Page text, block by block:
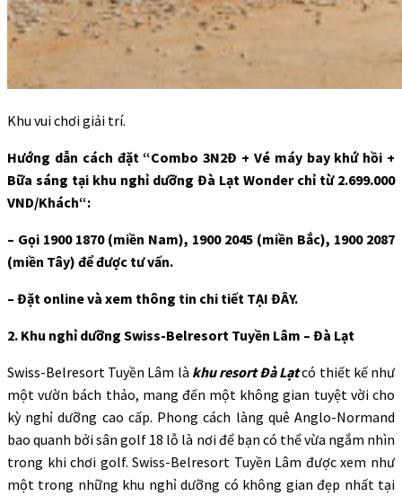
Khu vui chơi giải trí.
Hướng dẫn cách đặt “Combo 3N2Đ + Vé máy bay khứ hồi +
Bữa sáng tại khu nghỉ dưỡng Đà Lạt Wonder chỉ từ 2.699.000
VND/Khách“:
– Gọi 1900 1870 (miền Nam), 1900 2045 (miền Bắc), 1900 2087
(miền Tây) để được tư vấn.
– Đặt online và xem thông tin chi tiết TẠI ĐÂY.
2. Khu nghỉ dưỡng Swiss-Belresort Tuyền Lâm – Đà Lạt
Swiss-Belresort Tuyền Lâm là khu resort Đà Lạtcó thiết kế như
một vườn bách thảo, mang đến một không gian tuyệt vời cho
kỳ nghỉ dưỡng cao cấp. Phong cách làng quê Anglo-Normand
bao quanh bởi sân golf 18 lỗ là nơi để bạn có thể vừa ngắm nhìn
trong khi chơi golf. Swiss-Belresort Tuyền Lâm được xem như
một trong những khu nghỉ dưỡng có không gian đẹp nhất tại